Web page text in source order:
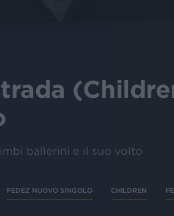
ballerini e il suo volto
FEDEZ NUOVO SINGOLO CHILDREN